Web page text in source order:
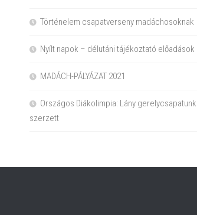
Történelem csapatverseny madáchosoknak
Nyílt napok – délutáni tájékoztató előadások
MADÁCH-PÁLYÁZAT 2021
Országos Diákolimpia: Lány
szerzett